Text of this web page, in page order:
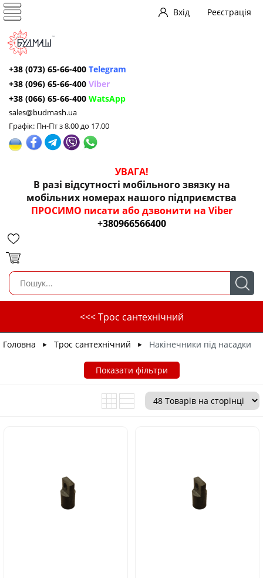
Вхід Реєстрація
+38 (073) 65-66-400 Telegram
+38 (096) 65-66-400 Viber
+38 (066) 65-66-400 WatsApp
sales@budmash.ua
Графік: Пн-Пт з 8.00 до 17.00
УВАГА!
В разі відсутності мобільного звязку на
мобільних номерах нашого підприємства
ПРОСИМО писати або дзвонити на Viber
+380966566400
<<< Трос сантехнічний
Головна ► Трос сантехнічний ► Накінечники під насадки
Показати фільтри